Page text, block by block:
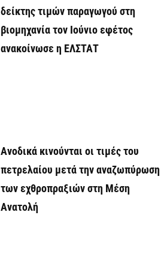
δείκτης τιμών παραγωγού στη
βιομηχανία τον Ιούνιο εφέτος
ανακοίνωσε η ΕΛΣΤΑΤ
Ανοδικά κινούνται οι τιμές του
πετρελαίου μετά την αναζωπύρωση
των εχθροπραξιών στη Μέση
Ανατολή